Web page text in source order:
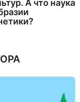
А что наука